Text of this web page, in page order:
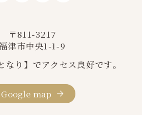
〒811-3217
津市中央1-1-9
なり】でアクセス良好です。
Google map